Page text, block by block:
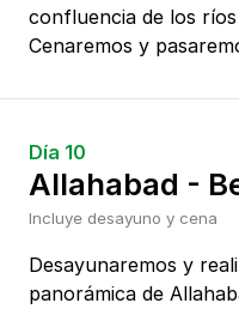
confluencia de los ríos
Cenaremos y
Día 10
Allahabad -
Incluye desayuno y cena
Desayunaremos y
panorámica de